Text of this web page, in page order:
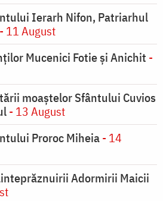
Ierarh Nifon, Patriarhul
- 11 August
Mucenici Fotie și Anichit -
moaștelor Sfântului Cuvios
- 13 August
Proroc Miheia- 14
Adormirii Maicii